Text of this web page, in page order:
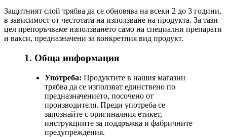
Защитният слой трябва да се обновява на всеки 2 до 3 години,
в зависимост от честотата на използване на продукта. За тази
цел препоръчваме използването само на специални препарати
и вакси, предназначени за конкретния вид продукт.
1. Обща информация
Употреба: Продуктите в нашия магазин
трябва да се използват единствено по
предназначението, посочено от
производителя. Преди употреба се
запознайте с оригиналния етикет,
инструкциите за поддръжка и фабричните
предупреждения.